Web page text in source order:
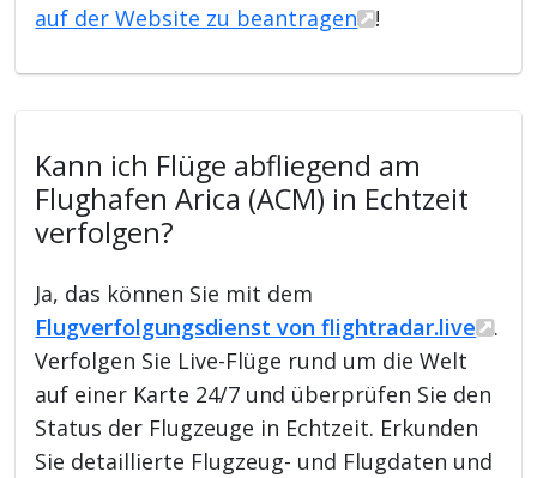
auf der Website zu beantragen
!
Kann ich Flüge abfliegend am
Flughafen Arica (ACM) in Echtzeit
verfolgen?
Ja, das können Sie mit dem
Flugverfolgungsdienst von flightradar.live
.
Verfolgen Sie Live-Flüge rund um die Welt
auf einer Karte 24/7 und überprüfen Sie den
Status der Flugzeuge in Echtzeit. Erkunden
Sie detaillierte Flugzeug- und Flugdaten und